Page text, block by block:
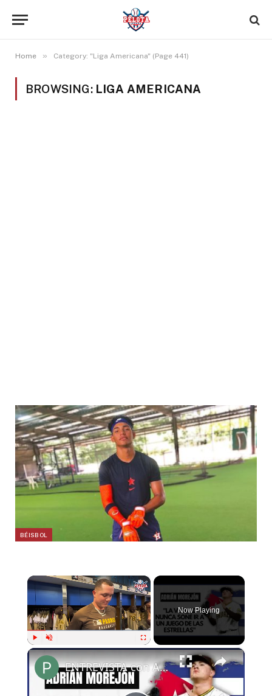
Home » Category: "Liga Americana" (Page 441)
BROWSING: LIGA AMERICANA
BÉISBOL
×
Play Unmute Fullscreen
Now Playing
×
ENTREVISTA con ADRIÁN MOREJÓN en MIAMI